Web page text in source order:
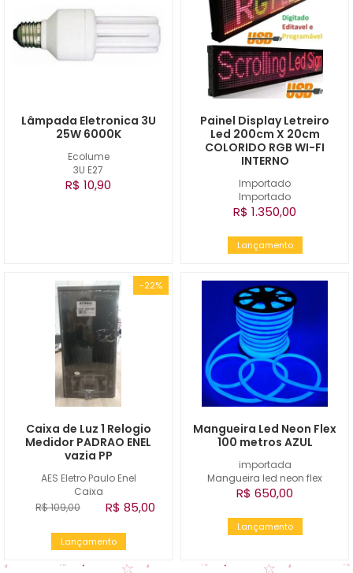
Ecolume
3U E27
Lâmpada Eletronica 3U
25W 6000K
R$ 10,90
Importado
Importado
Painel Display Letreiro
Led 200cm X 20cm
COLORIDO RGB WI-FI
INTERNO
R$ 1.350,00
Lançamento
-22%
AES Eletro Paulo Enel
Caixa
Caixa de Luz 1 Relogio
Medidor PADRAO ENEL
vazia PP
R$ 109,00 R$ 85,00
Lançamento
importada
Mangueira led neon flex
Mangueira Led Neon Flex
100 metros AZUL
R$ 650,00
Lançamento